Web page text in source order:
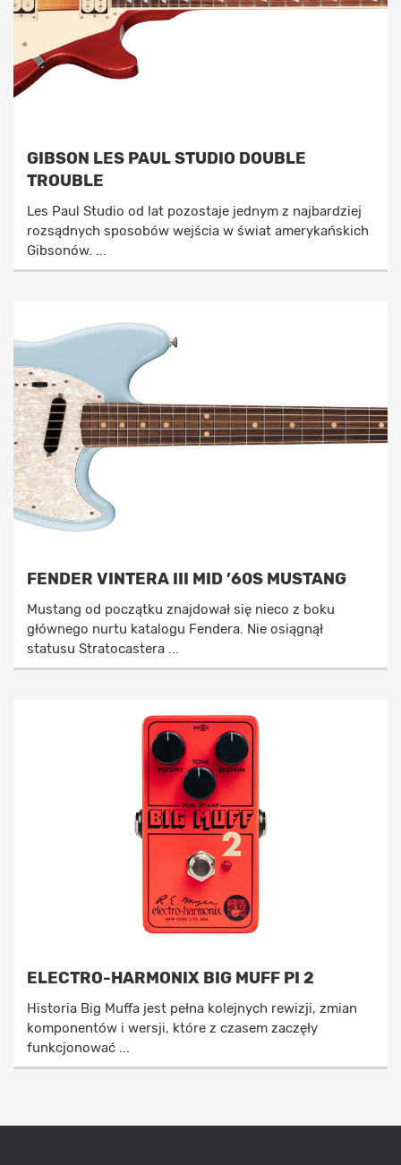
GIBSON LES PAUL STUDIO DOUBLE
TROUBLE
Les Paul Studio od lat pozostaje jednym z najbardziej
rozsądnych sposobów wejścia w świat amerykańskich
Gibsonów. ...
FENDER VINTERA III MID ’60S MUSTANG
Mustang od początku znajdował się nieco z boku
głównego nurtu katalogu Fendera. Nie osiągnął
statusu Stratocastera ...
ELECTRO-HARMONIX BIG MUFF PI 2
Historia Big Muffa jest pełna kolejnych rewizji, zmian
komponentów i wersji, które z czasem zaczęły
funkcjonować ...